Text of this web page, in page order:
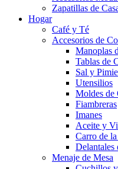
Zapatillas de
Hogar
Café y Té
Accesorios de
Manoplas
Tablas de
Sal y
Utensilios
Moldes de
Fiambreras
Imanes
Aceite y
Carro de
Delantales
Menaje de Mesa